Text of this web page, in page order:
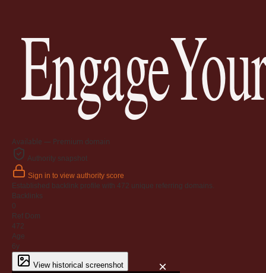
Available — Premium domain
Authority snapshot
Sign in to view authority score
Established backlink profile with 472 unique referring domains.
Backlinks
0
Ref Dom
472
Age
6y
View historical screenshot ×